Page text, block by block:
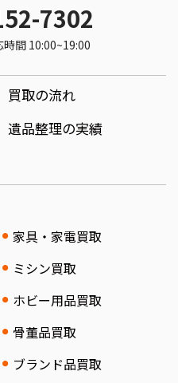
7302
時間 10:00~19:00
買取の流れ
遺品整理の実績
家具・家電買取
ミシン買取
ホビー用品買取
骨董品買取
ブランド品買取